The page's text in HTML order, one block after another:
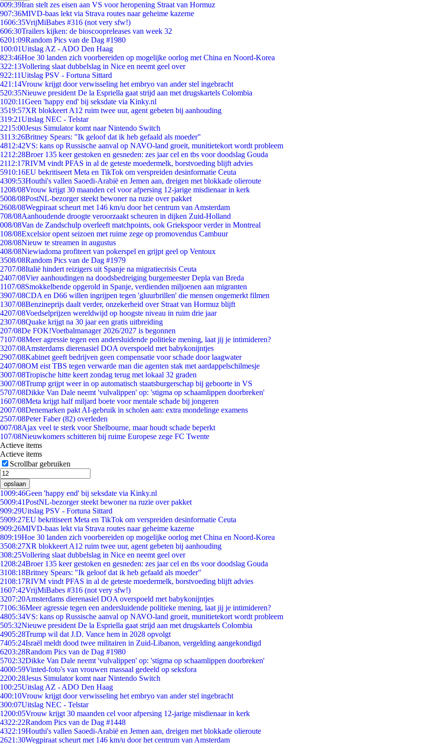
009:39Iran stelt zes eisen aan VS voor heropening Straat van Hormuz
907:36MIVD-baas lekt via Strava routes naar geheime kazerne
1606:35VrijMiBabes #316 (not very sfw!)
606:30Trailers kijken: de bioscoopreleases van week 32
6201:09Random Pics van de Dag #1980
100:01Uitslag AZ - ADO Den Haag
823:46Hoe 30 landen zich voorbereiden op mogelijke oorlog met China en Noord-Korea
322:13Vollering slaat dubbelslag in Nice en neemt geel over
922:11Uitslag PSV - Fortuna Sittard
421:14Vrouw krijgt door verwisseling het embryo van ander stel ingebracht
520:35Nieuwe president De la Espriella gaat strijd aan met drugskartels Colombia
1020:11Geen 'happy end' bij seksdate via Kinky.nl
3519:57XR blokkeert A12 ruim twee uur, agent gebeten bij aanhouding
319:21Uitslag NEC - Telstar
2215:00Jesus Simulator komt naar Nintendo Switch
3113:26Britney Spears: "Ik geloof dat ik heb gefaald als moeder"
4812:42VS: kans op Russische aanval op NAVO-land groeit, munitietekort wordt probleem
1212:28Broer 135 keer gestoken en gesneden: zes jaar cel en tbs voor doodslag Gouda
2112:17RIVM vindt PFAS in al de geteste moedermelk, borstvoeding blijft advies
5910:16EU bekritiseert Meta en TikTok om verspreiden desinformatie Ceuta
4309:53Houthi's vallen Saoedi-Arabië en Jemen aan, dreigen met blokkade olieroute
1208/08Vrouw krijgt 30 maanden cel voor afpersing 12-jarige misdienaar in kerk
5008/08PostNL-bezorger steekt bewoner na ruzie over pakket
2608/08Wegpiraat scheurt met 146 km/u door het centrum van Amsterdam
708/08Aanhoudende droogte veroorzaakt scheuren in dijken Zuid-Holland
008/08Van de Zandschulp overleeft matchpoints, ook Griekspoor verder in Montreal
108/08Excelsior opent seizoen met ruime zege op promovendus Cambuur
208/08Nieuw te streamen in augustus
408/08Niewiadoma profiteert van pokerspel en grijpt geel op Ventoux
3508/08Random Pics van de Dag #1979
2707/08Italië hindert reizigers uit Spanje na migratiecrisis Ceuta
2407/08Vier aanhoudingen na doodsbedreiging burgemeester Depla van Breda
1107/08Smokkelbende opgerold in Spanje, verdienden miljoenen aan migranten
3907/08CDA en D66 willen ingrijpen tegen 'gluurbrillen' die mensen ongemerkt filmen
1307/08Benzineprijs daalt verder, onzekerheid over Straat van Hormuz blijft
4207/08Voedselprijzen wereldwijd op hoogste niveau in ruim drie jaar
2307/08Quake krijgt na 30 jaar een gratis uitbreiding
207/08De FOK!Voetbalmanager 2026/2027 is begonnen
7107/08Meer agressie tegen een andersluidende politieke mening, laat jij je intimideren?
3207/08Amsterdams dierenasiel DOA overspoeld met babykonijntjes
2907/08Kabinet geeft bedrijven geen compensatie voor schade door laagwater
2407/08OM eist TBS tegen verwarde man die agenten stak met aardappelschilmesje
3007/08Tropische hitte keert zondag terug met lokaal 32 graden
3007/08Trump grijpt weer in op automatisch staatsburgerschap bij geboorte in VS
5707/08Dikke Van Dale neemt 'vulvalippen' op: 'stigma op schaamlippen doorbreken'
1607/08Meta krijgt half miljard boete voor mentale schade bij jongeren
2007/08Denemarken pakt AI-gebruik in scholen aan: extra mondelinge examens
2507/08Peter Faber (82) overleden
007/08Ajax veel te sterk voor Shelbourne, maar houdt schade beperkt
107/08Nieuwkomers schitteren bij ruime Europese zege FC Twente
Actieve items
Actieve items
Scrollbar gebruiken
opslaan
1009:46Geen 'happy end' bij seksdate via Kinky.nl
5009:41PostNL-bezorger steekt bewoner na ruzie over pakket
909:29Uitslag PSV - Fortuna Sittard
5909:27EU bekritiseert Meta en TikTok om verspreiden desinformatie Ceuta
909:26MIVD-baas lekt via Strava routes naar geheime kazerne
809:19Hoe 30 landen zich voorbereiden op mogelijke oorlog met China en Noord-Korea
3508:27XR blokkeert A12 ruim twee uur, agent gebeten bij aanhouding
308:25Vollering slaat dubbelslag in Nice en neemt geel over
1208:24Broer 135 keer gestoken en gesneden: zes jaar cel en tbs voor doodslag Gouda
3108:18Britney Spears: "Ik geloof dat ik heb gefaald als moeder"
2108:17RIVM vindt PFAS in al de geteste moedermelk, borstvoeding blijft advies
1607:42VrijMiBabes #316 (not very sfw!)
3207:20Amsterdams dierenasiel DOA overspoeld met babykonijntjes
7106:36Meer agressie tegen een andersluidende politieke mening, laat jij je intimideren?
4805:34VS: kans op Russische aanval op NAVO-land groeit, munitietekort wordt probleem
505:32Nieuwe president De la Espriella gaat strijd aan met drugskartels Colombia
4905:28Trump wil dat J.D. Vance hem in 2028 opvolgt
7405:24Israël meldt dood twee militairen in Zuid-Libanon, vergelding aangekondigd
6203:28Random Pics van de Dag #1980
5702:32Dikke Van Dale neemt 'vulvalippen' op: 'stigma op schaamlippen doorbreken'
4000:59Vinted-foto's van vrouwen massaal gedeeld op seksfora
2200:28Jesus Simulator komt naar Nintendo Switch
100:25Uitslag AZ - ADO Den Haag
400:10Vrouw krijgt door verwisseling het embryo van ander stel ingebracht
300:07Uitslag NEC - Telstar
1200:05Vrouw krijgt 30 maanden cel voor afpersing 12-jarige misdienaar in kerk
4322:22Random Pics van de Dag #1448
4322:19Houthi's vallen Saoedi-Arabië en Jemen aan, dreigen met blokkade olieroute
2621:30Wegpiraat scheurt met 146 km/u door het centrum van Amsterdam